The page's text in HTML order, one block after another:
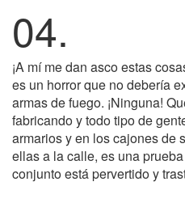
04.
¡A mí me dan asco estas
es un horror que no debería
armas de fuego. ¡Ninguna!
fabricando y todo tipo de
armarios y en los cajones de
ellas a la calle, es una
conjunto está pervertido y